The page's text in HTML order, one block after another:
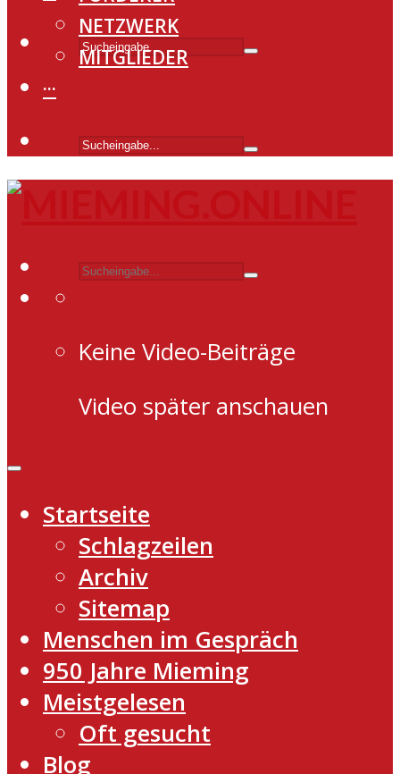
NETZWERK
MITGLIEDER
···
Keine Video-Beiträge
Video später anschauen
Startseite
Schlagzeilen
Archiv
Sitemap
Menschen im Gespräch
950 Jahre Mieming
Meistgelesen
Oft gesucht
Blog